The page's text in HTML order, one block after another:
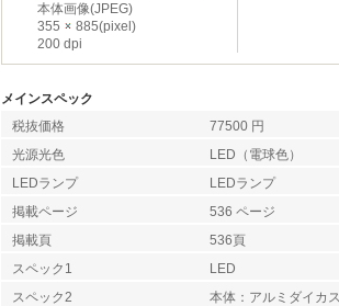
本体画像(JPEG)
355
885(pixel)
200 dpi
メインスペック
税抜価格
77500 円
光源光色
LED（電球色）
LEDランプ
LEDランプ
掲載ページ
536 ページ
掲載頁
536頁
スペック1
LED
スペック2
本体：アルミダイカ